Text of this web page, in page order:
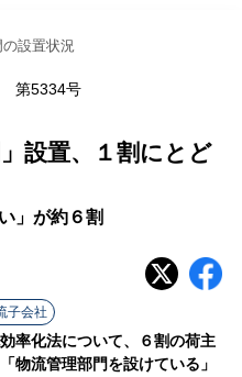
設置状況
第5334号
設置、１割にとど
」が約６割
子会社
率化法について、６割の荷主
物流管理部門を設けている」